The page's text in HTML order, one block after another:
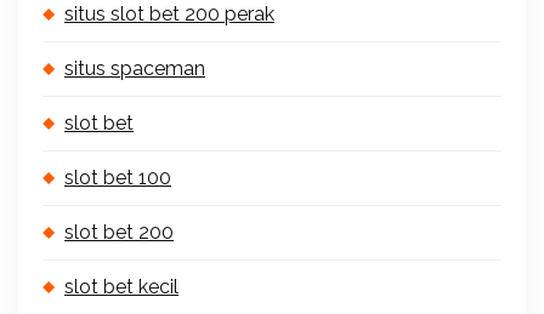
situs slot bet 200 perak
situs spaceman
slot bet
slot bet 100
slot bet 200
slot bet kecil